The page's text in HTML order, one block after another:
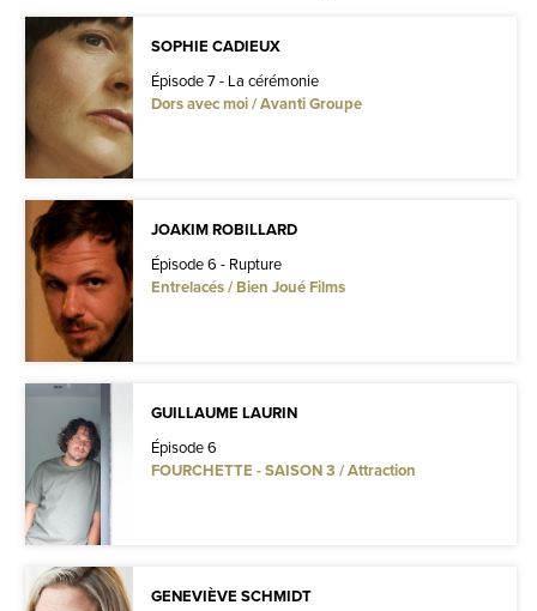
SOPHIE CADIEUX
Épisode 7 - La cérémonie
Dors avec moi / Avanti Groupe
JOAKIM ROBILLARD
Épisode 6 - Rupture
Entrelacés / Bien Joué Films
GUILLAUME LAURIN
Épisode 6
FOURCHETTE - SAISON 3 / Attraction
GENEVIÈVE SCHMIDT